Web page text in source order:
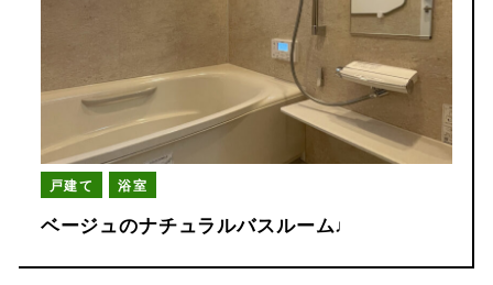
戸建て 浴室
ベージュのナチュラルバスルーム♩